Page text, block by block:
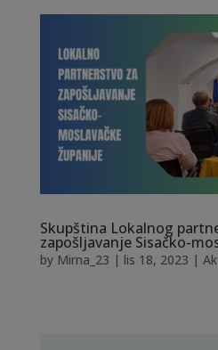
Skupština Lokalnog
zapošljavanje Sisačko-
by Mirna_23 | lis 18, 2023 |